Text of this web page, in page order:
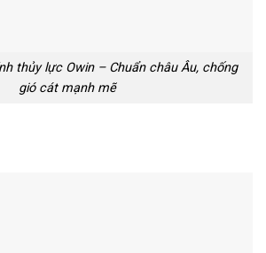
thủy lực Owin – Chuẩn châu Âu, chống
gió cát mạnh mẽ